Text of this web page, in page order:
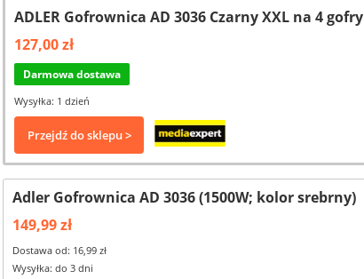
ADLER Gofrownica AD 3036 Czarny XXL na 4 gofry
127,00 zł
Darmowa dostawa
Wysyłka: 1 dzień
Przejdź do sklepu >
Adler Gofrownica AD 3036 (1500W; kolor srebrny)
149,99 zł
Dostawa od: 16,99 zł
Wysyłka: do 3 dni